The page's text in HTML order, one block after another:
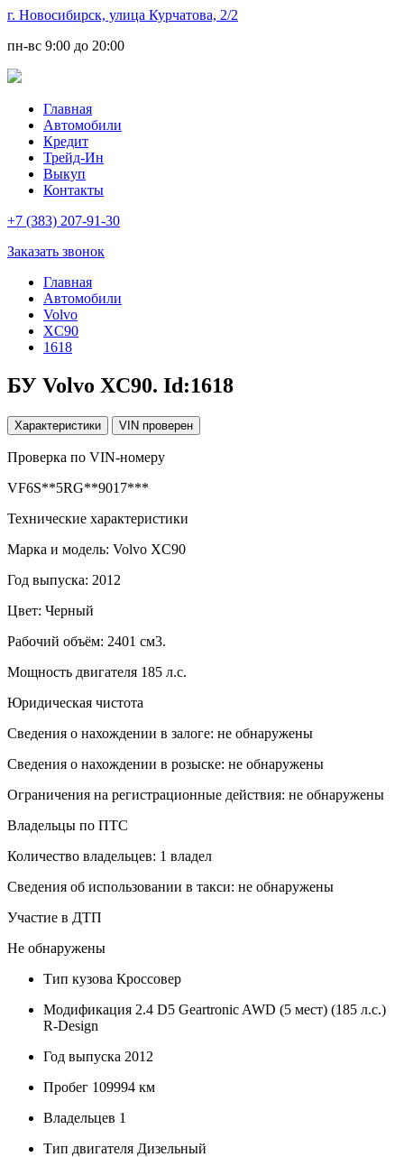
г. Новосибирск, улица Курчатова, 2/2
пн-вс 9:00 до 20:00
Главная
Автомобили
Кредит
Трейд-Ин
Выкуп
Контакты
+7 (383) 207-91-30
Заказать звонок
Главная
Автомобили
Volvo
XC90
1618
БУ Volvo XC90. Id:1618
Характеристики VIN проверен
Проверка по VIN-номеру
VF6S**5RG**9017***
Технические характеристики
Марка и модель: Volvo XC90
Год выпуска: 2012
Цвет: Черный
Рабочий объём: 2401 см3.
Мощность двигателя 185 л.с.
Юридическая чистота
Сведения о нахождении в залоге: не обнаружены
Сведения о нахождении в розыске: не обнаружены
Ограничения на регистрационные действия: не обнаружены
Владельцы по ПТС
Количество владельцев: 1 владел
Сведения об использовании в такси: не обнаружены
Участие в ДТП
Не обнаружены
Тип кузова Кроссовер
Модификация 2.4 D5 Geartronic AWD (5 мест) (185 л.с.)
R-Design
Год выпуска 2012
Пробег 109994 км
Владельцев 1
Тип двигателя Дизельный